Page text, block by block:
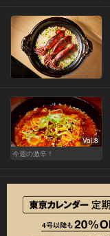
Vol.8
今週の激辛！